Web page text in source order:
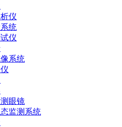
仪
统
仪
系统
眼镜
监测系统